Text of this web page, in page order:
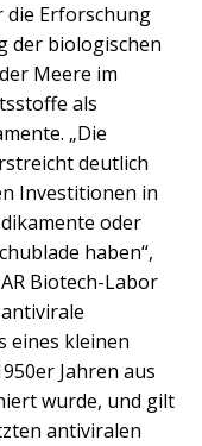
die Erforschung
der biologischen
Meere im
als
„Die
deutlich
Investitionen in
oder
haben“,
Biotech-Labor
eines kleinen
Jahren aus
wurde, und gilt
antiviralen